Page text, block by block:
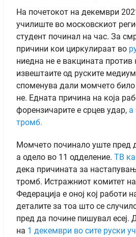
На почетокот на декември
училиште во московскиот
студент починал на час. За
причини кои циркулираат во
ниедна не е вакцината против
извештаите од руските
споменува дали момчето
не. Едната причина на која
форензичарите е срцев удар, а
тромб.
Момчето починало уште пред
a одело во 11 одделение. ТВ
дека причината за
тромб. Истражниот комитет
Федерација е оној кој работи
деталите за тоа што се
пред да почине пишувал есеј.
на 1 декември во сите руски